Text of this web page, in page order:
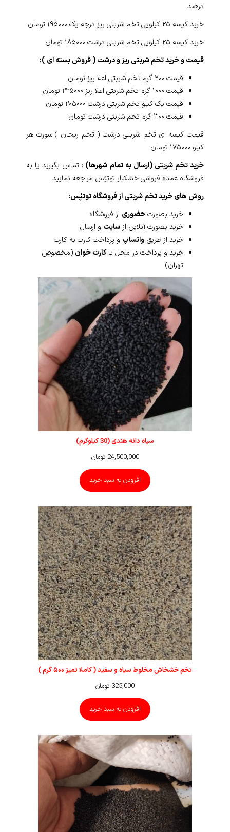
درصد
خرید کیسه ۲۵ کیلویی تخم شربتی ریز درجه یک ۱۹۵۰۰۰ تومان
خرید کیسه ۲۵ کیلو‌یی تخم شربتی درشت ۱۸۵۰۰۰ تومان
قیمت و خرید تخم شربتی ریز و درشت ( فروش بسته ای ):
قیمت ۲۰۰ گرم تخم شربتی اعلا ریز تومان
قیمت ۱۰۰۰ گرم تخم شربتی اعلا ریز ۲۲۵۰۰۰ تومان
قیمت یک کیلو تخم شربتی درشت ۲۰۵۰۰۰ تومان
قیمت ۳۰۰ گرم تخم شربتی درشت تومان
قیمت کیسه ای تخم شربتی درشت ( تخم ریحان ) سورت هر
کیلو ۱۷۵۰۰۰ تومان
خرید تخم شربتی (ارسال به تمام شهرها) : تماس بگیرید یا به
فروشگاه عمده فروشی خشکبار توتپُس مراجعه نمایید
روش های خرید تخم شربتی از فروشگاه توتپُس:
خرید بصورتحضوری از فروشگاه
خرید بصورت آنلاین ازسایت و ارسال
خرید از طریقواتساپ و پرداخت کارت به کارت
خرید و پرداخت در محل باکارت خوان (مخصوص
تهران)
سیاه دانه هندی (30 کیلوگرم)
24,500,000 تومان
افزودن به سبد خرید
تخم خشخاش مخلوط سیاه و سفید ( کاملا تمیز ۵۰۰ گرم )
325,000 تومان
افزودن به سبد خرید